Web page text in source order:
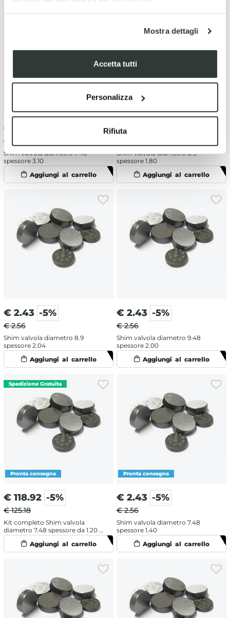
Mostra dettagli
Accetta tutti
Personalizza
Rifiuta
€
€ 2.56
Shim valvola diametro 7.48
spessore 3.10
€
Shim valvola diametro 8.9
spessore 1.80
€ 2.43 -5%
€ 2.56
Shim valvola diametro 8.9
spessore 2.04
€ 2.43 -5%
€ 2.56
Shim valvola diametro 9.48
spessore 2.00
€ 118.92 -5%
€ 125.18
Kit completo Shim valvola
diametro 7.48 spessore da 1.20 a
3.50
€ 2.43 -5%
€ 2.56
Shim valvola diametro 7.48
spessore 1.40